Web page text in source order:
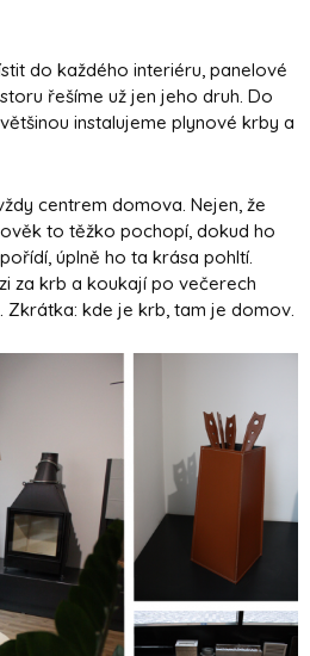
do každého interiéru, panelové
řešíme už jen jeho druh. Do
instalujeme plynové krby a
centrem domova. Nejen, že
to těžko pochopí, dokud ho
úplně ho ta krása pohltí.
za krb a koukají po večerech
Zkrátka: kde je krb, tam je domov.